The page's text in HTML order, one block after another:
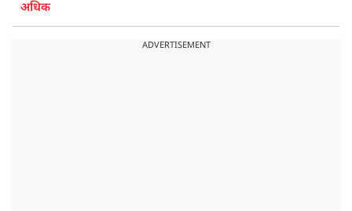
अधिक
ADVERTISEMENT